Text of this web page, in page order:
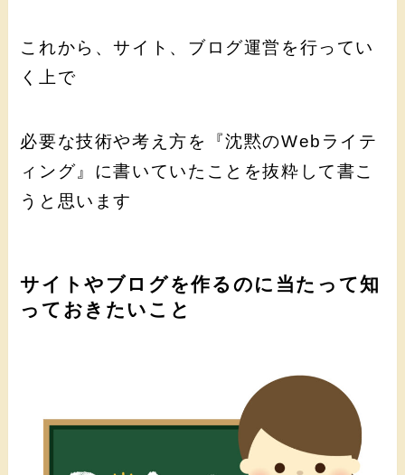
これから、サイト、ブログ運営を行ってい
く上で
必要な技術や考え方を『沈黙のWebライテ
ィング』に書いていたことを抜粋して書こ
うと思います
サイトやブログを作るのに当たって知
っておきたいこと